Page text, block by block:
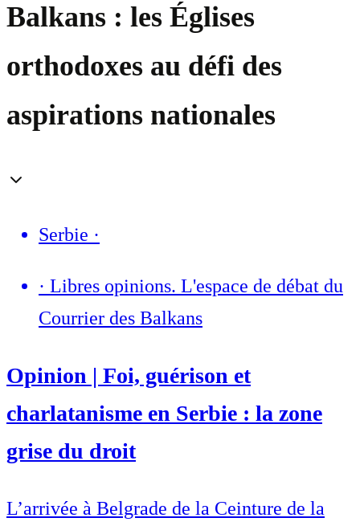
Balkans : les Églises
orthodoxes au défi des
aspirations nationales
Serbie ·
· Libres opinions. L'espace de débat du
Courrier des Balkans
Opinion | Foi, guérison et
charlatanisme en Serbie : la zone
grise du droit
L’arrivée à Belgrade de la Ceinture de la